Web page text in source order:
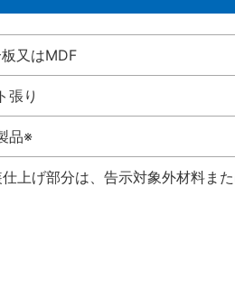
又はMDF
張り
品※
上げ部分は、告示対象外材